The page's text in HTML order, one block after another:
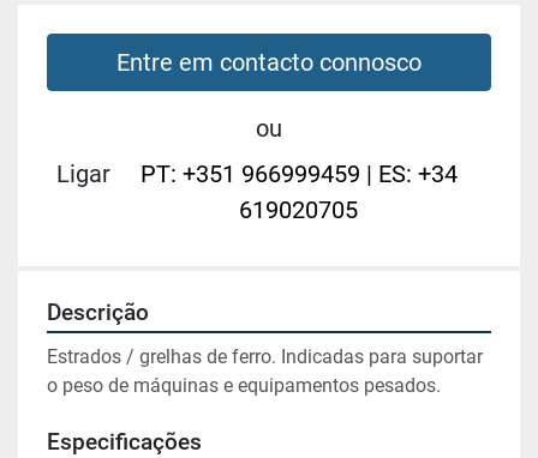
Entre em contacto connosco
ou
Ligar
PT: +351 966999459 | ES: +34
619020705
Descrição
Estrados / grelhas de ferro. Indicadas para suportar
o peso de máquinas e equipamentos pesados.
Especificações